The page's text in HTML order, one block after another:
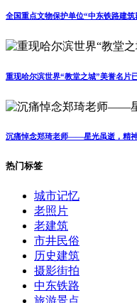
全国重点文物保护单位“中东铁路建筑
重现哈尔滨世界“教堂之城”美誉名片
沉痛悼念郑琦老师——星光虽逝，精
热门标签
城市记忆
老照片
老建筑
市井民俗
历史建筑
摄影街拍
中东铁路
旅游景点